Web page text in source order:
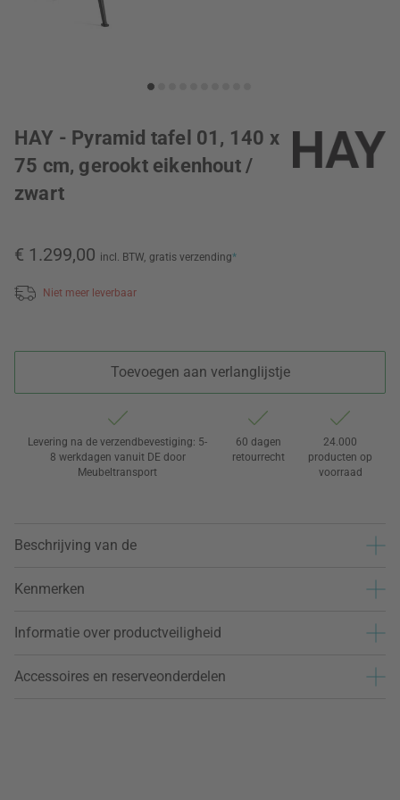
HAY - Pyramid tafel 01, 140 x
75 cm, gerookt eikenhout /
zwart
€ 1.299,00 incl. BTW, gratis verzending*
Niet meer leverbaar
Toevoegen aan verlanglijstje
Levering na de verzendbevestiging: 5-
8 werkdagen vanuit DE door
Meubeltransport
60 dagen
retourrecht
24.000
producten op
voorraad
Beschrijving van de
Kenmerken
Informatie over productveiligheid
Accessoires en reserveonderdelen